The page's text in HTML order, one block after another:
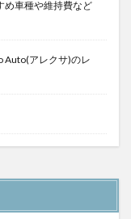
め車種や維持費など
Auto(アレクサ)のレ